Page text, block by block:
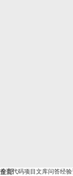
首页代码项目 文库问答经验
全部